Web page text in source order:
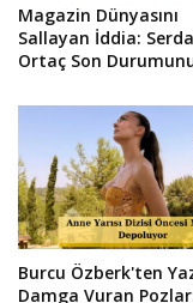
Magazin Dünyasını
Sallayan İddia:
Ortaç Son
Burcu Özberk'ten
Damga Vuran